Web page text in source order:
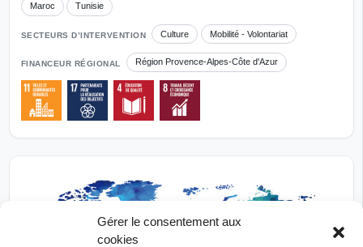
Gérer le consentement aux
cookies
Maroc Tunisie
SECTEURS D’INTERVENTION Culture Mobilité - Volontariat
FINANCEUR RÉGIONAL Région Provence-Alpes-Côte d'Azur